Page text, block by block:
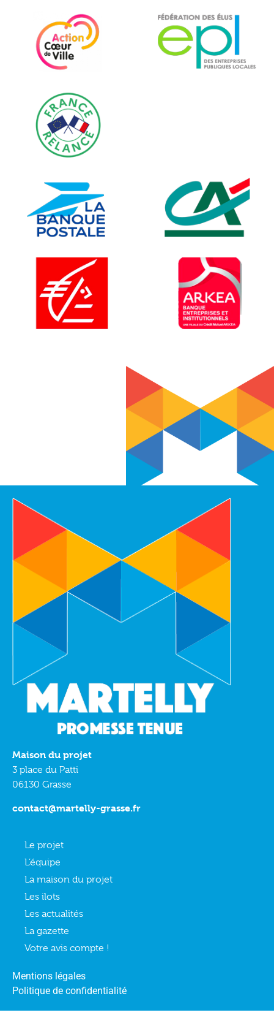
Maison du projet
3 place du Patti
06130 Grasse
contact@martelly-grasse.fr
Le projet
L’équipe
La maison du projet
Les ilots
Les actualités
La gazette
Votre avis compte !
Mentions légales
Politique de confidentialité